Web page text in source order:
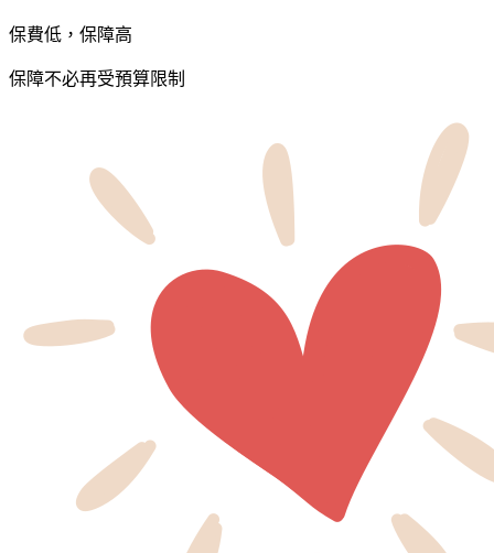
保費低，保障高
保障不必再受預算限制